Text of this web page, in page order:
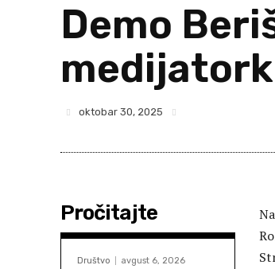
Demo
oktobar 30, 2025
Pročitajte
Društvo avgust 6, 2026